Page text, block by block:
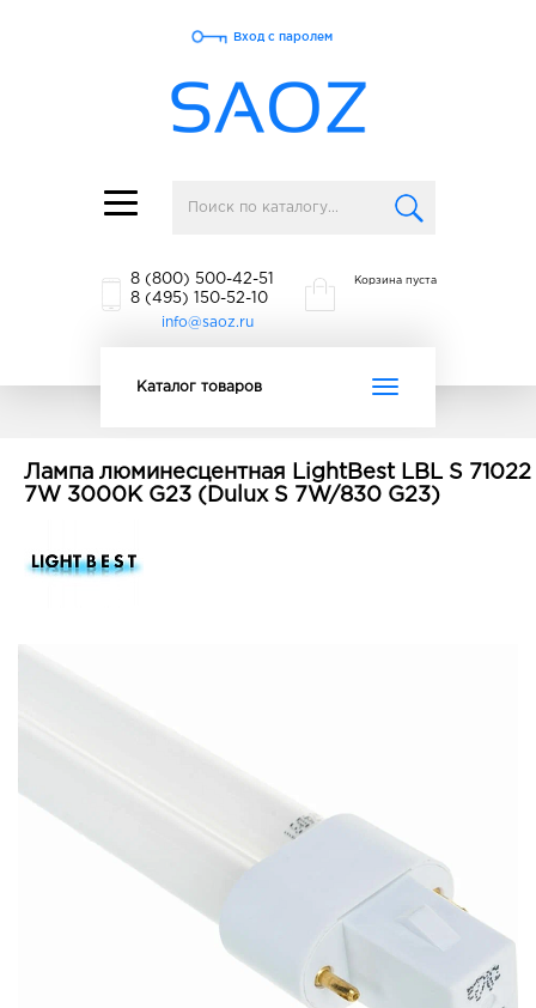
Toggle
navigation
Вход с паролем
8 (800) 500-42-51
8 (495) 150-52-10
info@saoz.ru
Корзина пуста
Toggle
Каталог товаров
Лампа люминесцентная LightBest LBL S 71022
7W 3000K G23 (Dulux S 7W/830 G23)